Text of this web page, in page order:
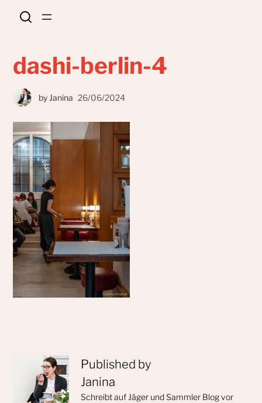
dashi-berlin-4
by Janina 26/06/2024
Published by
Janina
Schreibt auf Jäger und Sammler Blog vor